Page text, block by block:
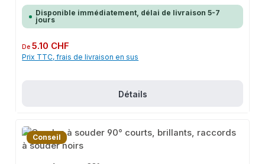
Disponible immédiatement, délai de livraison 5-7
jours
Prix régulier :
De5.10 CHF
Prix TTC, frais de livraison en sus
Détails
Conseil